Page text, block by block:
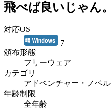
飛べば良いじゃん。
対応OS
7
頒布形態
フリーウェア
カテゴリ
アドベンチャー・ノベル
年齢制限
全年齢